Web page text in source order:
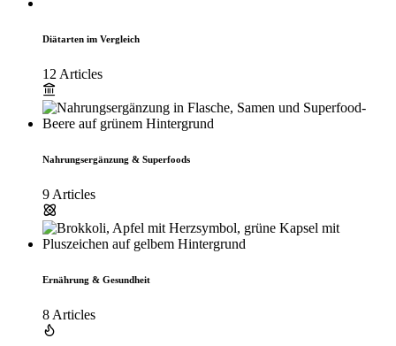
Diätarten im Vergleich
12 Articles
Nahrungsergänzung & Superfoods
9 Articles
Ernährung & Gesundheit
8 Articles